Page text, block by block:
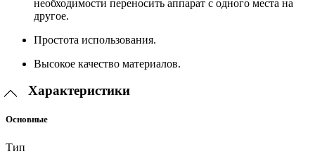
необходимости переносить аппарат с одного места на
другое.
Простота использования.
Высокое качество материалов.
Характеристики
Основные
Тип